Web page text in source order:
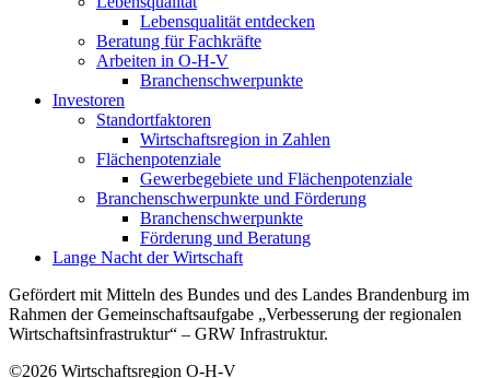
Lebensqualität entdecken
Beratung für Fachkräfte
Arbeiten in O-H-V
Branchenschwerpunkte
Investoren
Standortfaktoren
Wirtschaftsregion in Zahlen
Flächenpotenziale
Gewerbegebiete und Flächenpotenziale
Branchenschwerpunkte und Förderung
Branchenschwerpunkte
Förderung und Beratung
Lange Nacht der Wirtschaft
Gefördert mit Mitteln des Bundes und des Landes Brandenburg im
Rahmen der Gemeinschaftsaufgabe „Verbesserung der regionalen
Wirtschaftsinfrastruktur“ – GRW Infrastruktur.
©2026 Wirtschaftsregion O-H-V